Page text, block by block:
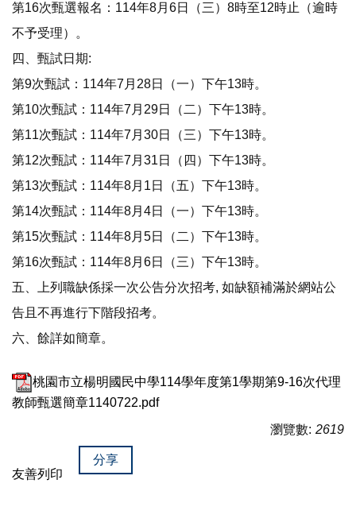
第16次甄選報名：114年8月6日（三）8時至12時止（逾時
不予受理）。
四、甄試日期:
第9次甄試：114年7月28日（一）下午13時。
第10次甄試：114年7月29日（二）下午13時。
第11次甄試：114年7月30日（三）下午13時。
第12次甄試：114年7月31日（四）下午13時。
第13次甄試：114年8月1日（五）下午13時。
第14次甄試：114年8月4日（一）下午13時。
第15次甄試：114年8月5日（二）下午13時。
第16次甄試：114年8月6日（三）下午13時。
五、上列職缺係採一次公告分次招考, 如缺額補滿於網站公
告且不再進行下階段招考。
六、餘詳如簡章。
桃園市立楊明國民中學114學年度第1學期第9-16次代理
教師甄選簡章1140722.pdf
瀏覽數: 2619
友善列印
分享